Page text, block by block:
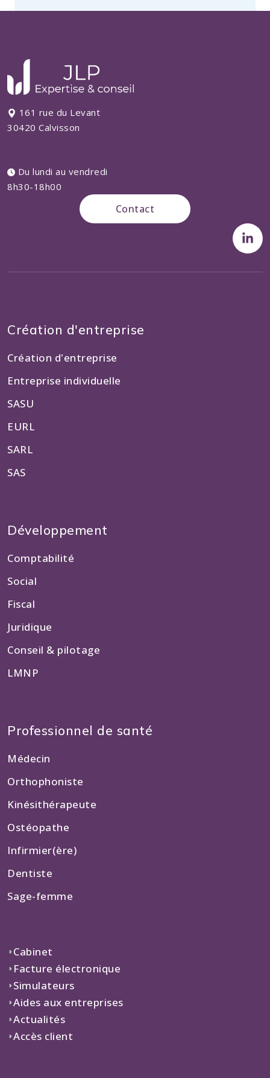
161 rue du Levant
30420 Calvisson
Du lundi au vendredi
8h30-18h00
Contact
Création d'entreprise
Création d'entreprise
Entreprise individuelle
SASU
EURL
SARL
SAS
Développement
Comptabilité
Social
Fiscal
Juridique
Conseil & pilotage
LMNP
Professionnel de santé
Médecin
Orthophoniste
Kinésithérapeute
Ostéopathe
Infirmier(ère)
Dentiste
Sage-femme
Cabinet
Facture électronique
Simulateurs
Aides aux entreprises
Actualités
Accès client